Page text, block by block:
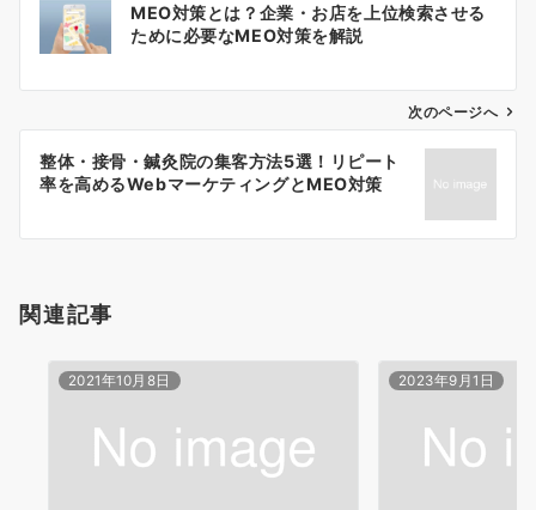
ン
MEO対策とは？企業・お店を上位検索させる
ために必要なMEO対策を解説
次のページへ
整体・接骨・鍼灸院の集客方法5選！リピート
率を高めるWebマーケティングとMEO対策
関連記事
2021年10月8日 2023年9月1日